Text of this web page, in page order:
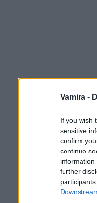
Vamira -
If you wish
sensitive
confirm
continue
information
further